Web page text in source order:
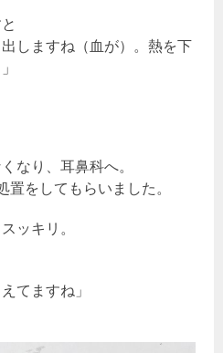
しますね（血が）。熱を下
なり、耳鼻科へ。
置をしてもらいました。
ッキリ。
てますね」